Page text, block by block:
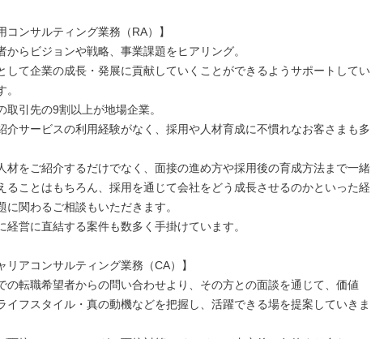
コンサルティング業務（RA）】
からビジョンや戦略、事業課題をヒアリング。
して企業の成長・発展に貢献していくことができるようサポートしてい
。
取引先の9割以上が地場企業。
介サービスの利用経験がなく、採用や人材育成に不慣れなお客さまも多
材をご紹介するだけでなく、面接の進め方や採用後の育成方法まで一緒
ることはもちろん、採用を通じて会社をどう成長させるのかといった経
に関わるご相談もいただきます。
経営に直結する案件も数多く手掛けています。
リアコンサルティング業務（CA）】
の転職希望者からの問い合わせより、その方との面談を通じて、価値
イフスタイル・真の動機などを把握し、活躍できる場を提案していきま